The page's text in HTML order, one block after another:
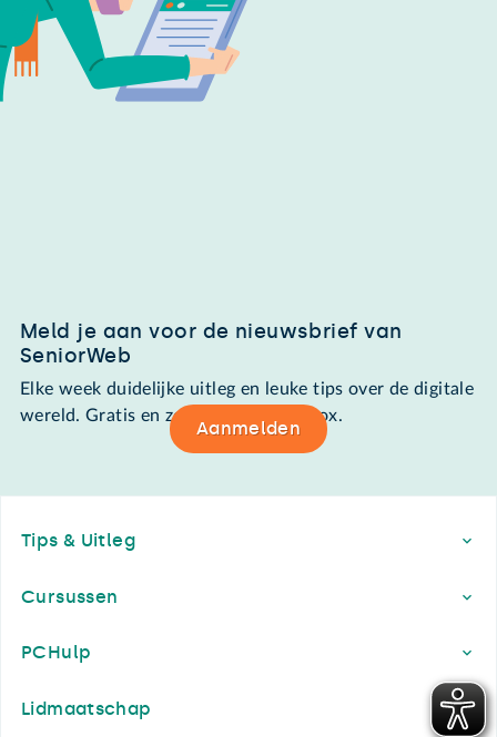
Meld je aan voor de nieuwsbrief van
SeniorWeb
Elke week duidelijke uitleg en leuke tips over de digitale
wereld. Gratis en zomaar in de mailbox.
Aanmelden
Tips & Uitleg
Cursussen
PCHulp
Lidmaatschap